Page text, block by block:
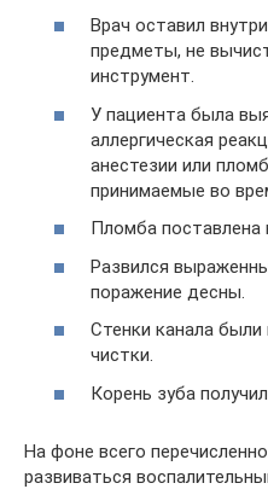
Врач оставил
предметы, не
инструмент.
У пациента была
аллергическая
анестезии или
принимаемые во
Пломба поставлена
Развился
поражение десны.
Стенки канала
чистки.
Корень зуба
На фоне всего
развиваться